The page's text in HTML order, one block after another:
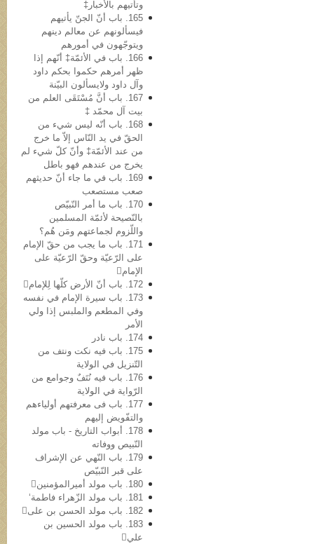
وتأتیهم بالأخبار‡
165. باب أنّ الجنّ یأتیهم
فیسألونهم عن معالم دینهم
ویتوجّهون في أمورهم
166. باب في الأئمّة‡ أنّهم إذا
ظهر أمرهم حکموا بحکم داود
وآل داود ولایسألون البیّنة
167. باب أنَّ مُسْتَقَی العلم من
بیت آل محمّد ‡
168. باب أنّه لیس شيء من
الحقّ في ید النّاس إلاّ ما خرج
من عند الأئمّة‡ وأنّ کلّ شيء لم
یخرج من عندهم فهو باطل
169. باب في ما جاء أنّ حدیثهم
صعب مستصعب
170. باب ما أمر النّبيّص
بالنّصیحة لأئمّة المسلمین
واللّزوم لجماعتهم ومَن هُم؟
171. باب ما یجب من حقّ الإمام
علی الرّعیّة وحقّ الرّعیّة علی
الإمام
172. باب أنّ الأرض کلّها لِلإمام
173. باب سیرة الإمام في نفسه
وفي المطعم والملبس إذا ولي
الأمر
174. باب نادر
175. باب فیه نکت ونتف من
التّنزیل في الولایة
176. باب فیه نُتَفٌ وجوامع من
الرّوایة في الولایة
177. باب فی معرفتهم أولیاءهم
والتفّویض إلیهم
178. أبواب التاریخ - باب مولد
النّبيص ووفاته
179. باب النّهي عن الإشراف
علی قبر النّبيّص
180. باب مولد أمیرالمؤمنین
181. باب مولد الزّهراء فاطمة‘
182. باب مولد الحسن بن علی
183. باب مولد الحسین بن
علي